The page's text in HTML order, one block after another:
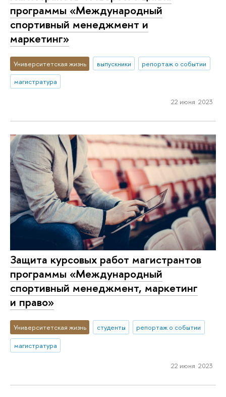
программы «Международный
спортивный менеджмент и
маркетинг»
Университетская жизнь выпускники
репортаж о событии
магистратура
22 июня 2023
Защита курсовых работ магистрантов
программы «Международный
спортивный менеджмент, маркетинг
и право»
Университетская жизнь студенты
репортаж о событии
магистратура
22 июня 2023